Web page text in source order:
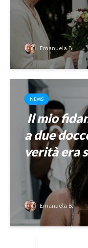
Emanuela B.
NEWS
Il mio
a due
verità era
Emanuela B.